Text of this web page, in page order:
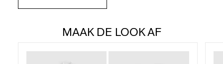
MAAK DE LOOK AF